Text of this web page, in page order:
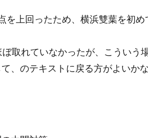
を上回ったため、横浜雙葉を初め
取れていなかったが、こういう
、のテキストに戻る方がよいか